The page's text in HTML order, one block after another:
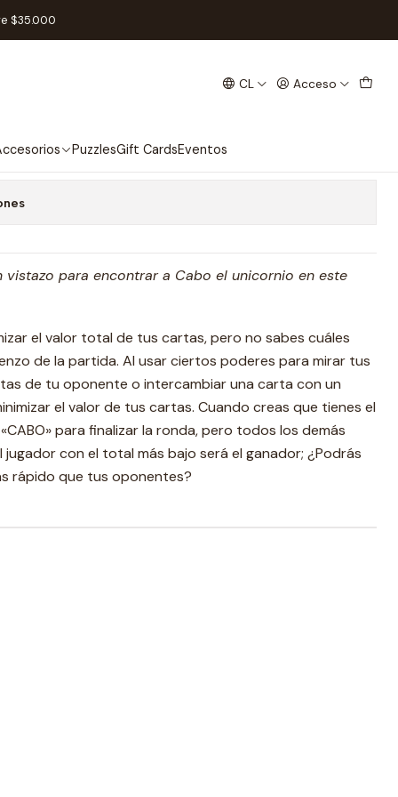
CL Acceso
PuzzlesGift CardsEventos
$35.000
vistazo para encontrar a Cabo el unicornio en este
el valor total de tus cartas, pero no sabes cuáles
de la partida. Al usar ciertos poderes para mirar tus
de tu oponente o intercambiar una carta con un
el valor de tus cartas. Cuando creas que tienes el
para finalizar la ronda, pero todos los demás
con el total más bajo será el ganador; ¿Podrás
rápido que tus oponentes?